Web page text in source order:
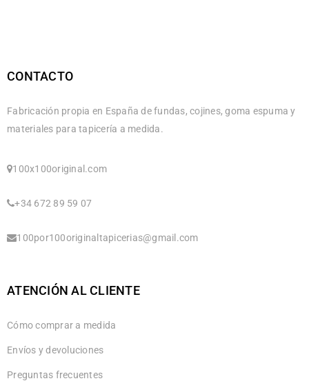
CONTACTO
Fabricación propia en España de fundas, cojines, goma espuma y
materiales para tapicería a medida.
100x100original.com
+34 672 89 59 07
100por100originaltapicerias@gmail.com
ATENCIÓN AL CLIENTE
Cómo comprar a medida
Envíos y devoluciones
Preguntas frecuentes